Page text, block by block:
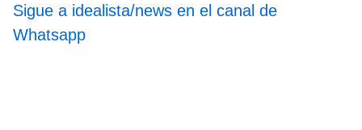
Sigue a idealista/news en el canal de
Whatsapp